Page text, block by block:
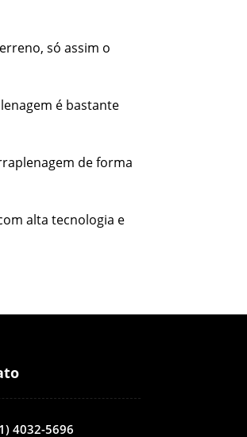
só assim o
é bastante
de forma
alta tecnologia e
4032-5696